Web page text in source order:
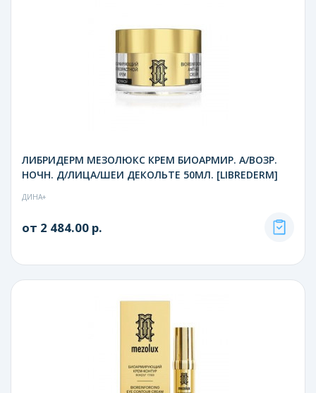
ЛИБРИДЕРМ МЕЗОЛЮКС КРЕМ БИОАРМИР. А/ВОЗР.
НОЧН. Д/ЛИЦА/ШЕИ ДЕКОЛЬТЕ 50МЛ. [LIBREDERM]
ДИНА+
от 2 484.00 р.